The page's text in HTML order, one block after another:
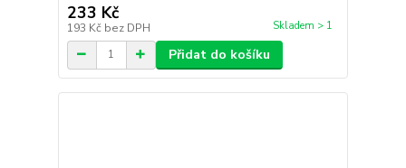
233 Kč
193 Kč bez DPH Skladem > 1
Přidat do košíku